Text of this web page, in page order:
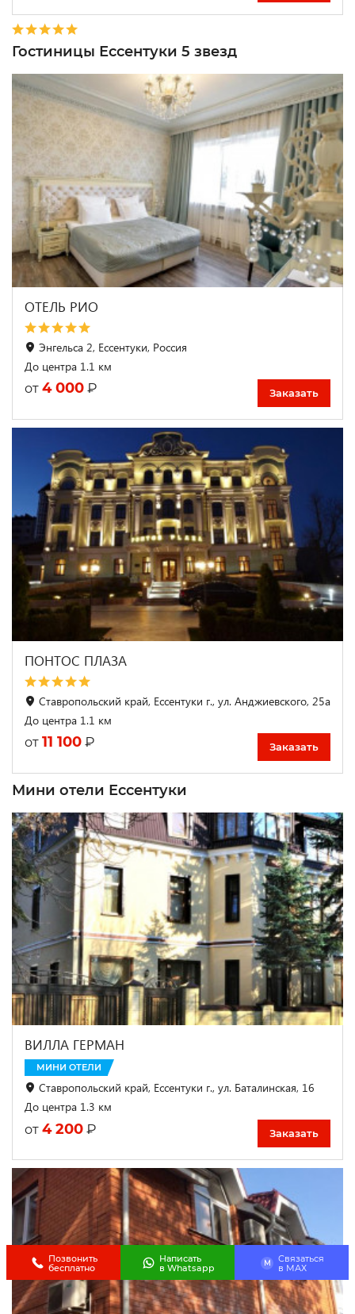
Гостиницы Ессентуки 5 звезд
ОТЕЛЬ РИО
Энгельса 2, Ессентуки, Россия
До центра 1.1 км
от 4 000 ₽ Заказать
ПОНТОС ПЛАЗА
Ставропольский край, Ессентуки г., ул. Анджиевского, 25а
До центра 1.1 км
от 11 100 ₽ Заказать
Мини отели Ессентуки
ВИЛЛА ГЕРМАН
МИНИ ОТЕЛИ
Ставропольский край, Ессентуки г., ул. Баталинская, 16
До центра 1.3 км
от 4 200 ₽ Заказать
Позвонить
бесплатно
Написать
в Whatsapp
M
Связаться
в МАХ